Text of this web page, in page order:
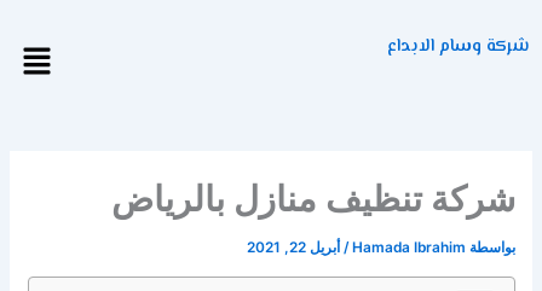
إلىشركة وسام الابداع
شركة تنظيف منازل بالرياض
بواسطة Hamada Ibrahim
/ أبريل 22, 2021